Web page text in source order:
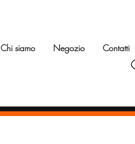
Chi siamo Negozio Contatti